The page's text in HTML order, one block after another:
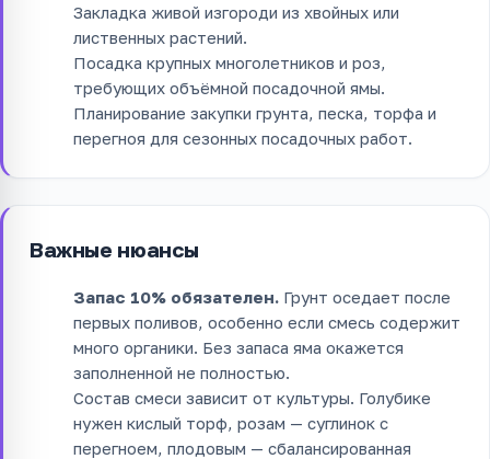
Закладка живой изгороди из хвойных или
лиственных растений.
Посадка крупных многолетников и роз,
требующих объёмной посадочной ямы.
Планирование закупки грунта, песка, торфа и
перегноя для сезонных посадочных работ.
Важные нюансы
Запас 10% обязателен. Грунт оседает после
первых поливов, особенно если смесь содержит
много органики. Без запаса яма окажется
заполненной не полностью.
Состав смеси зависит от культуры. Голубике
нужен кислый торф, розам — суглинок с
перегноем, плодовым — сбалансированная